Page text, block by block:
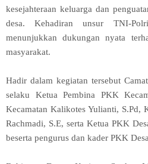
kesejahteraan keluarga dan
desa. Kehadiran unsur TNI-
menunjukkan dukungan nyata
masyarakat.
Hadir dalam kegiatan tersebut
selaku Ketua Pembina PKK
Kecamatan Kalikotes Yulianti, S.Pd,
Rachmadi, S.E, serta Ketua PKK
beserta pengurus dan kader PKK